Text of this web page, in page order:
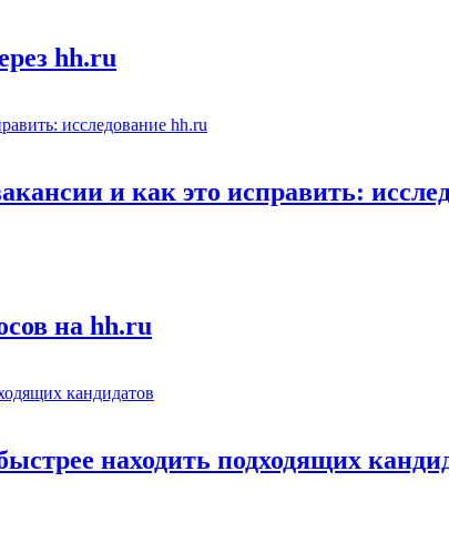
hh.ru
и как это исправить:
на hh.ru
находить подходящих